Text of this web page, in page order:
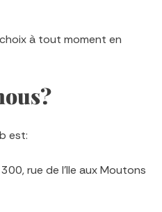
à tout moment en
est:
rue de l’Ile aux Moutons